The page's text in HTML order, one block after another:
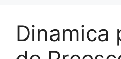
Dinamica